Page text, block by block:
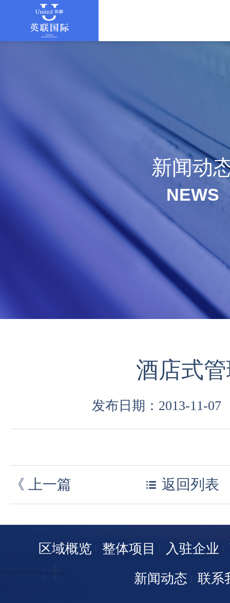
新闻动
NEWS
酒店式
发布日期：2013-11-07
《 上一篇 返回列表
区域概览 整体项目 入驻企业
新闻动态
联系